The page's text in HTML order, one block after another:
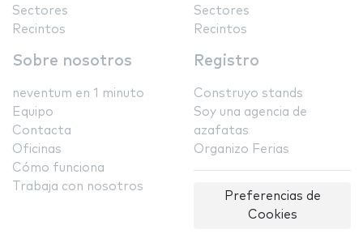
Sectores
Recintos
Sectores
Recintos
Sobre nosotros
neventum en 1 minuto
Equipo
Contacta
Oficinas
Cómo funciona
Trabaja con nosotros
Registro
Construyo stands
Soy una agencia de
azafatas
Organizo Ferias
Preferencias de
Cookies